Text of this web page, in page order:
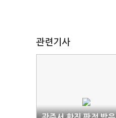
관련기사